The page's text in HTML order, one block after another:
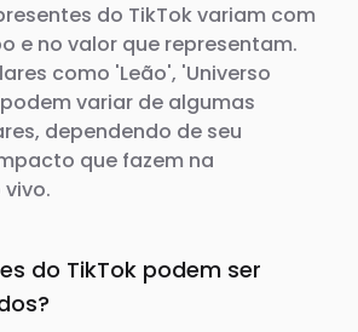
do TikTok variam com
e no valor que representam.
como 'Leão', 'Universo
variar de algumas
dependendo de seu
que fazem na
do TikTok podem ser